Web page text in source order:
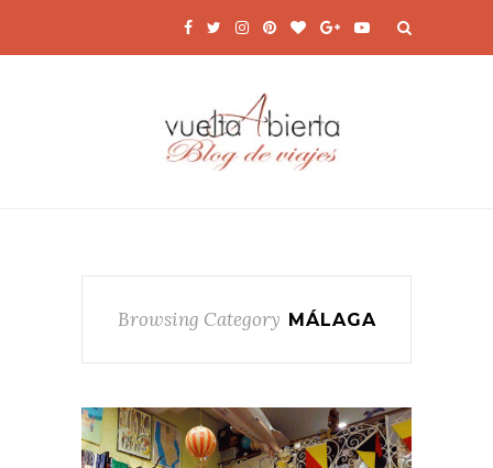
Browsing Category MÁLAGA